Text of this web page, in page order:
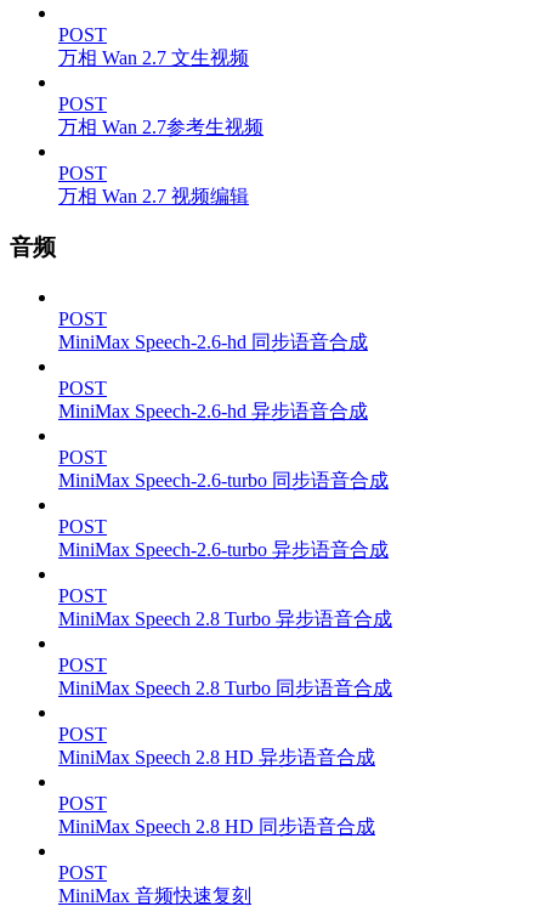
POST
万相 Wan 2.7 文生视频
POST
万相 Wan 2.7参考生视频
POST
万相 Wan 2.7 视频编辑
音频
POST
MiniMax Speech-2.6-hd 同步语音合成
POST
MiniMax Speech-2.6-hd 异步语音合成
POST
MiniMax Speech-2.6-turbo 同步语音合成
POST
MiniMax Speech-2.6-turbo 异步语音合成
POST
MiniMax Speech 2.8 Turbo 异步语音合成
POST
MiniMax Speech 2.8 Turbo 同步语音合成
POST
MiniMax Speech 2.8 HD 异步语音合成
POST
MiniMax Speech 2.8 HD 同步语音合成
POST
MiniMax 音频快速复刻